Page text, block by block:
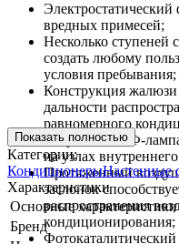
Электростатический
вредных примесей;
Несколько ступеней
создать любому
условия пребывания;
Конструкция жалюзи
дальности
равномерного
Встроенная УФ-
на узлах
Протяженный
заслонок
распространения
кондиционирования;
Фотокаталитический
Показать полностью
Категории:
КондиционерыНастенные
Характеристики
Основные характеристики
Бренд